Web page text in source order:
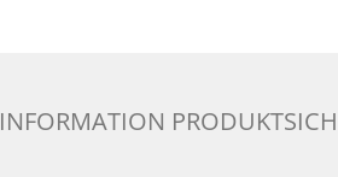
INFORMATION